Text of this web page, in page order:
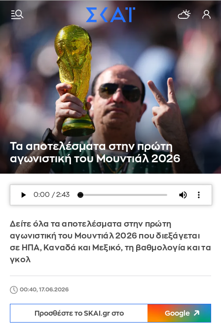
Τα αποτελέσματα στην πρώτη
αγωνιστική του Μουντιάλ 2026
Δείτε όλα τα αποτελέσματα στην πρώτη
αγωνιστική του Μουντιάλ 2026 που διεξάγεται
σε ΗΠΑ, Καναδά και Μεξικό, τη βαθμολογία και τα
γκολ
00:40, 17.06.2026
Προσθέστε το SKAI.gr στο Google